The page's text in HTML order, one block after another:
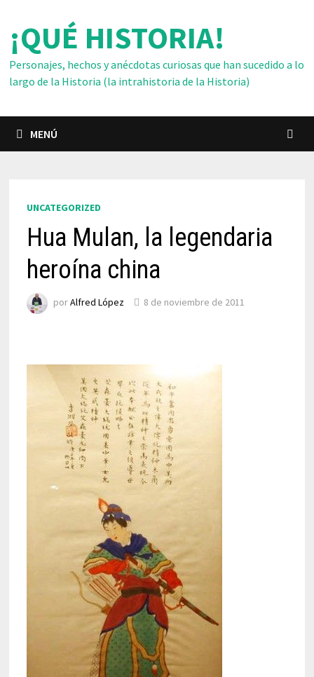
contenido
¡QUÉ HISTORIA!
Personajes, hechos y anécdotas curiosas que han sucedido a lo
largo de la Historia (la intrahistoria de la Historia)
MENÚ
UNCATEGORIZED
Hua Mulan, la legendaria
heroína china
porAlfred López 8 de noviembre de 2011